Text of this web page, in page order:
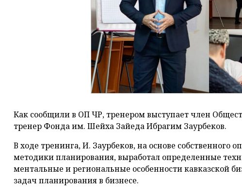
Как сообщили в ОП ЧР, тренером выступает член
тренер Фонда им. Шейха Зайеда Ибрагим Заурбеков.
В ходе тренинга, И. Заурбеков, на основе собственного
методики планирования, выработал определенные
ментальные и региональные особенности кавказской
задач планирования в бизнесе.